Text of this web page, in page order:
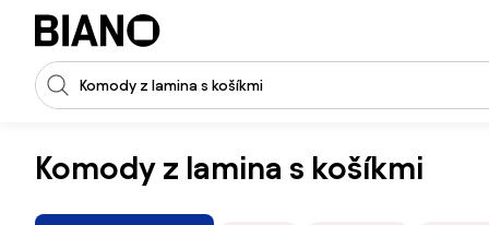
Preskočiť navigáciu, prejsť na obsah
Vstup pre vyhľadávanie
Komody z lamina s košíkmi